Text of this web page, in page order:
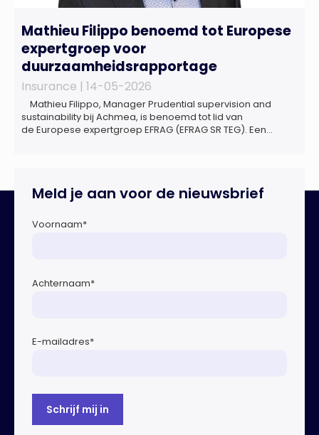
Mathieu Filippo benoemd tot Europese
expertgroep voor
duurzaamheidsrapportage
Insurance | 14-05-2026
Mathieu Filippo, Manager Prudential supervision and
sustainability bij Achmea, is benoemd tot lid van
de Europese expertgroep EFRAG (EFRAG SR TEG). Een
Europese Commissie bij het ontwikkelen van […]
Meld je aan voor de nieuwsbrief
Voornaam*
Achternaam*
E-mailadres*